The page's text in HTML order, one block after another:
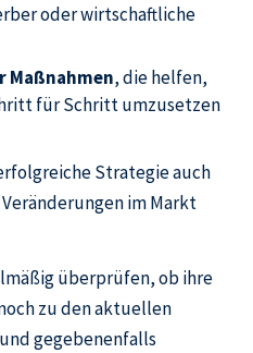
oder wirtschaftliche
Maßnahmen, die helfen,
für Schritt umzusetzen
Strategie auch
im Markt
überprüfen, ob ihre
zu den aktuellen
gegebenenfalls